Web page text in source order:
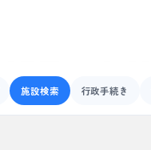
施設検索 行政手続き